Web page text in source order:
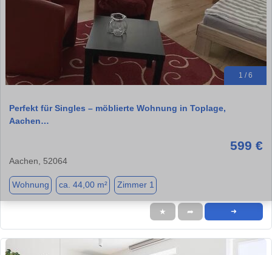
1 / 6
Perfekt für Singles – möblierte Wohnung in Toplage,
Aachen…
599 €
Aachen, 52064
Wohnung ca. 44,00 m² Zimmer 1
★ ➦ ➜